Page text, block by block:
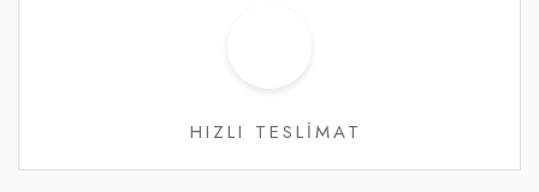
HIZLI TESLİMAT